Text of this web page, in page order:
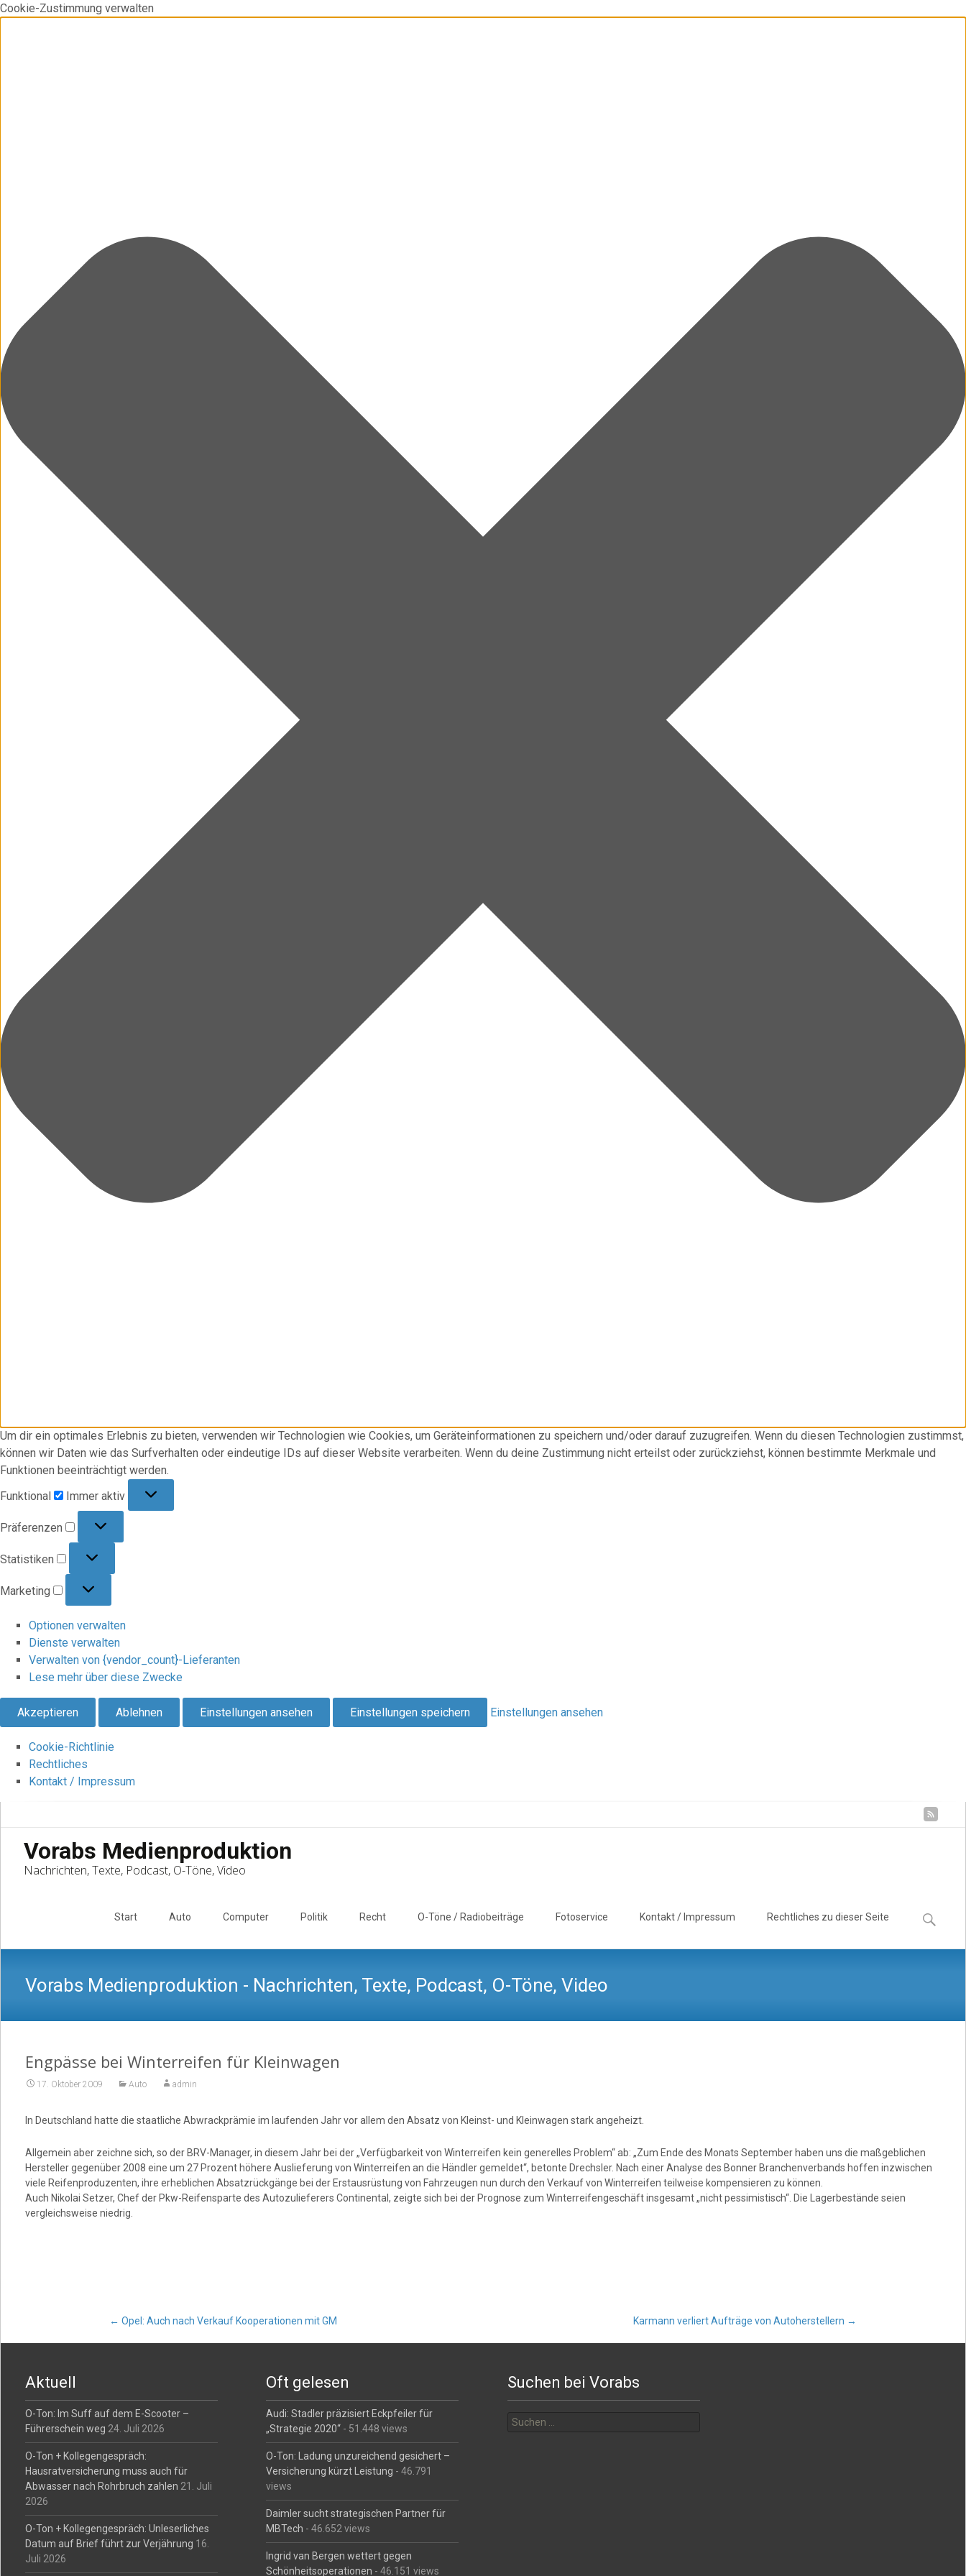
Cookie-Zustimmung verwalten
Um dir ein optimales Erlebnis zu bieten, verwenden wir Technologien wie Cookies, um Geräteinformationen zu speichern und/oder darauf zuzugreifen. Wenn du diesen Technologien zustimmst,
können wir Daten wie das Surfverhalten oder eindeutige IDs auf dieser Website verarbeiten. Wenn du deine Zustimmung nicht erteilst oder zurückziehst, können bestimmte Merkmale und
Funktionen beeinträchtigt werden.
Funktional
Immer aktiv
Präferenzen
Statistiken
Marketing
Optionen verwalten
Dienste verwalten
Verwalten von {vendor_count}-Lieferanten
Lese mehr über diese Zwecke
Akzeptieren Ablehnen Einstellungen ansehen Einstellungen speichern Einstellungen ansehen
Cookie-Richtlinie
Rechtliches
Kontakt / Impressum
Vorabs Medienproduktion
Nachrichten, Texte, Podcast, O-Töne, Video
Start Auto Computer Politik Recht O-Töne / Radiobeiträge Fotoservice Kontakt / Impressum Rechtliches zu dieser Seite
Suchen
nach:
Vorabs Medienproduktion - Nachrichten, Texte, Podcast, O-Töne, Video
Engpässe bei Winterreifen für Kleinwagen
17. Oktober 2009 Auto admin
In Deutschland hatte die staatliche Abwrackprämie im laufenden Jahr vor allem den Absatz von Kleinst- und Kleinwagen stark angeheizt.
Allgemein aber zeichne sich, so der BRV-Manager, in diesem Jahr bei der „Verfügbarkeit von Winterreifen kein generelles Problem“ ab: „Zum Ende des Monats September haben uns die maßgeblichen
Hersteller gegenüber 2008 eine um 27 Prozent höhere Auslieferung von Winterreifen an die Händler gemeldet“, betonte Drechsler. Nach einer Analyse des Bonner Branchenverbands hoffen inzwischen
viele Reifenproduzenten, ihre erheblichen Absatzrückgänge bei der Erstausrüstung von Fahrzeugen nun durch den Verkauf von Winterreifen teilweise kompensieren zu können.
Auch Nikolai Setzer, Chef der Pkw-Reifensparte des Autozulieferers Continental, zeigte sich bei der Prognose zum Winterreifengeschäft insgesamt „nicht pessimistisch“. Die Lagerbestände seien
vergleichsweise niedrig.
Post
navigation
← Opel: Auch nach Verkauf Kooperationen mit GM Karmann verliert Aufträge von Autoherstellern →
Aktuell
O-Ton: Im Suff auf dem E-Scooter –
Führerschein weg 24. Juli 2026
O-Ton + Kollegengespräch:
Hausratversicherung muss auch für
Abwasser nach Rohrbruch zahlen 21. Juli
2026
O-Ton + Kollegengespräch: Unleserliches
Datum auf Brief führt zur Verjährung 16.
Juli 2026
Oft gelesen
Audi: Stadler präzisiert Eckpfeiler für
„Strategie 2020“ - 51.448 views
O-Ton: Ladung unzureichend gesichert –
Versicherung kürzt Leistung - 46.791
views
Daimler sucht strategischen Partner für
MBTech - 46.652 views
Ingrid van Bergen wettert gegen
Schönheitsoperationen - 46.151 views
Suchen bei Vorabs
nach: